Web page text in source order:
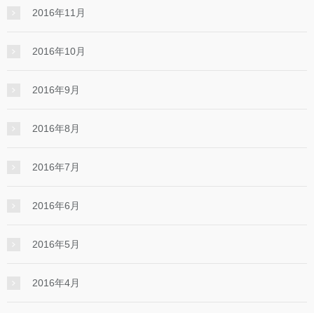
2016年11月
2016年10月
2016年9月
2016年8月
2016年7月
2016年6月
2016年5月
2016年4月